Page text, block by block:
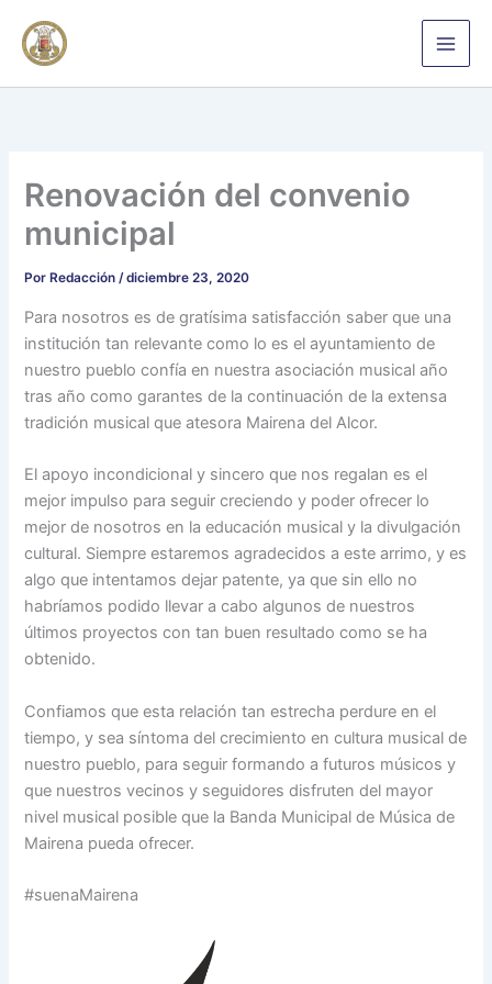
contenido
Renovación del convenio
municipal
Por Redacción/diciembre 23, 2020
Para nosotros es de gratísima satisfacción saber que una
institución tan relevante como lo es el ayuntamiento de
nuestro pueblo confía en nuestra asociación musical año
tras año como garantes de la continuación de la extensa
tradición musical que atesora Mairena del Alcor.
El apoyo incondicional y sincero que nos regalan es el
mejor impulso para seguir creciendo y poder ofrecer lo
mejor de nosotros en la educación musical y la divulgación
cultural. Siempre estaremos agradecidos a este arrimo, y es
algo que intentamos dejar patente, ya que sin ello no
habríamos podido llevar a cabo algunos de nuestros
últimos proyectos con tan buen resultado como se ha
obtenido.
Confiamos que esta relación tan estrecha perdure en el
tiempo, y sea síntoma del crecimiento en cultura musical de
nuestro pueblo, para seguir formando a futuros músicos y
que nuestros vecinos y seguidores disfruten del mayor
nivel musical posible que la Banda Municipal de Música de
Mairena pueda ofrecer.
#suenaMairena